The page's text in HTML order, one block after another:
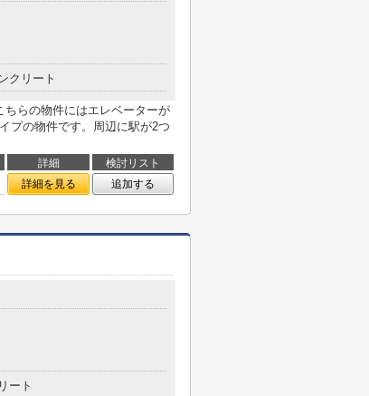
クリート
らの物件にはエレベーターが
プの物件です。周辺に駅が2つ
詳細
検討リスト
詳細を見る 追加する
ート